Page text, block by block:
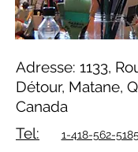
Adresse: 1133,
Détour, Matane,
Canada
Tel:
1-418-562-5185